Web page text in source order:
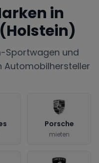
in
Sportwagen und
Automobilhersteller
Porsche
mieten